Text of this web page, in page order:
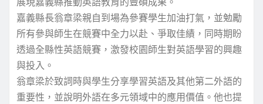
嘉義縣長翁章梁親自到場為參賽學生加油打氣，並勉勵
所有參與師生在競賽中全力以赴、爭取佳績，同時期盼
透過全縣性英語競賽，激發校園師生對英語學習的興趣
與投入。
翁章梁於致詞時與學生分享學習英語及其他第二外語的
重要性，並說明外語在多元領域中的應用價值。他也提